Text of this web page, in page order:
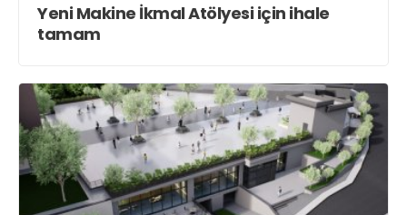
Yeni Makine İkmal Atölyesi için ihale
tamam